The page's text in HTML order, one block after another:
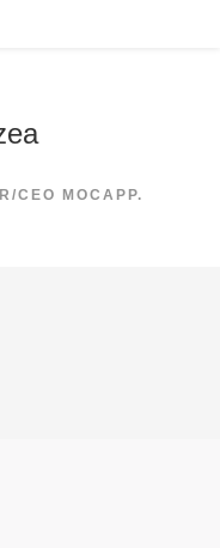
CEO MOCAPP.